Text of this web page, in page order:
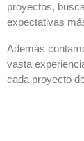
proyectos,
expectativas
Además
vasta
cada proyecto